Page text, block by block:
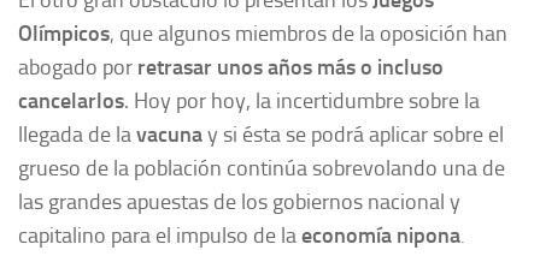
Olímpicos, que algunos miembros de la oposición han
abogado por retrasar unos años más o incluso
cancelarlos. Hoy por hoy, la incertidumbre sobre la
llegada de lavacunay si ésta se podrá aplicar sobre el
grueso de la población continúa sobrevolando una de
las grandes apuestas de los gobiernos nacional y
capitalino para el impulso de laeconomía nipona.